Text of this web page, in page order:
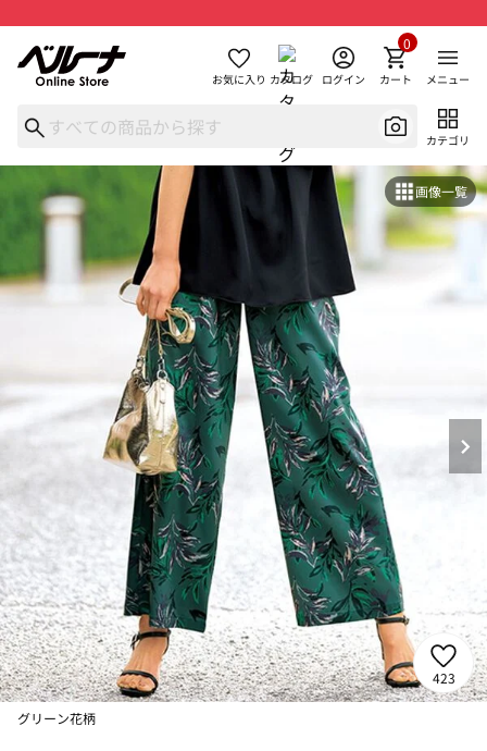
お気に入り カタログ ログイン カート
0
メニュー
カテゴリ
画像一覧
423
グリーン花柄